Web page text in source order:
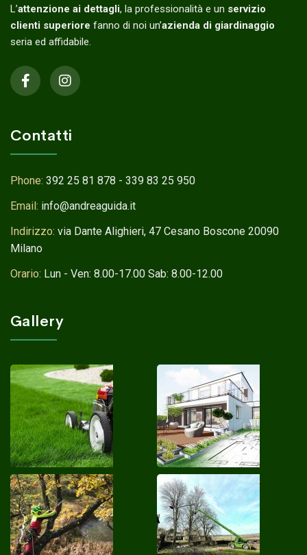
L’attenzione ai dettagli, la professionalità e un servizio
clienti superiore fanno di noi un’azienda di giardinaggio
seria ed affidabile.
Contatti
Phone: 392 25 81 878 - 339 83 25 950
Email: info@andreaguida.it
Indirizzo: via Dante Alighieri, 47 Cesano Boscone 20090
Milano
Orario: Lun - Ven: 8.00-17.00 Sab: 8.00-12.00
Gallery